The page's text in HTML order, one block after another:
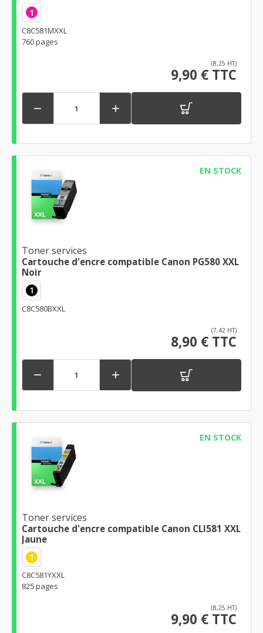
1
C8C581MXXL
760 pages
(8,25 HT)
9,90 € TTC
 
EN STOCK
Toner services
Cartouche d'encre compatible Canon PG580 XXL
Noir
1
C8C580BXXL
(7,42 HT)
8,90 € TTC
 
EN STOCK
Toner services
Cartouche d'encre compatible Canon CLI581 XXL
Jaune
1
C8C581YXXL
825 pages
(8,25 HT)
9,90 € TTC